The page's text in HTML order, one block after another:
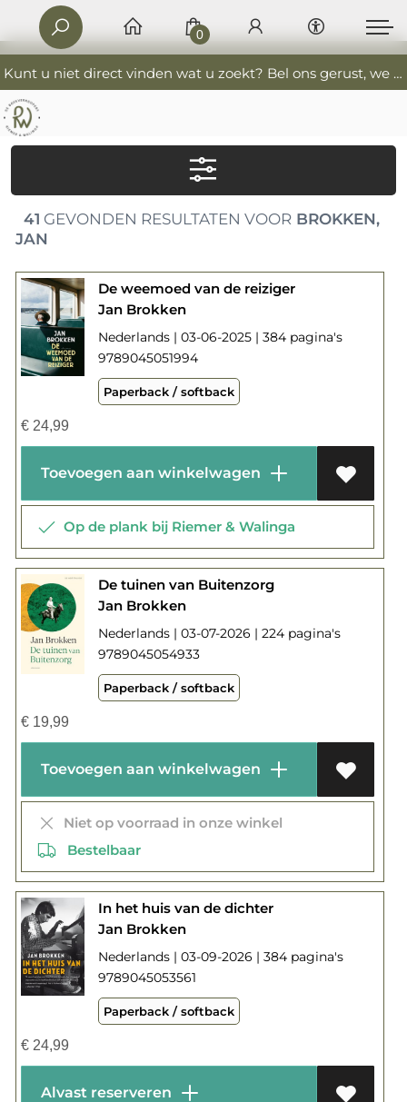
Kunt u niet direct vinden wat u zoekt? Bel ons gerust, we helpen u graag. 0341-552405 De Boekverkoopers
0
41 GEVONDEN RESULTATEN VOORBROKKEN,
JAN
De weemoed van de reiziger
Jan Brokken
Nederlands | 03-06-2025 | 384 pagina's
9789045051994
Paperback / softback
€24,99
Toevoegen aan winkelwagen
Op de plank bij Riemer & Walinga
De tuinen van Buitenzorg
Jan Brokken
Nederlands | 03-07-2026 | 224 pagina's
9789045054933
Paperback / softback
€19,99
Toevoegen aan winkelwagen
Niet op voorraad in onze winkel
Bestelbaar
In het huis van de dichter
Jan Brokken
Nederlands | 03-09-2026 | 384 pagina's
9789045053561
Paperback / softback
€24,99
Alvast reserveren